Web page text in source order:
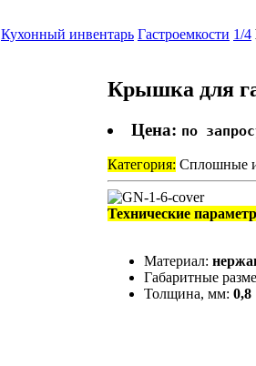
Кухонный инвентарь Гастроемкости 1/4
Крышка для
Цена: по
Категория: Сплошные
Технические
Материал:
Габаритные
Толщина, мм: 0,8